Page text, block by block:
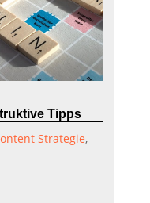
Tipps
Strategie,